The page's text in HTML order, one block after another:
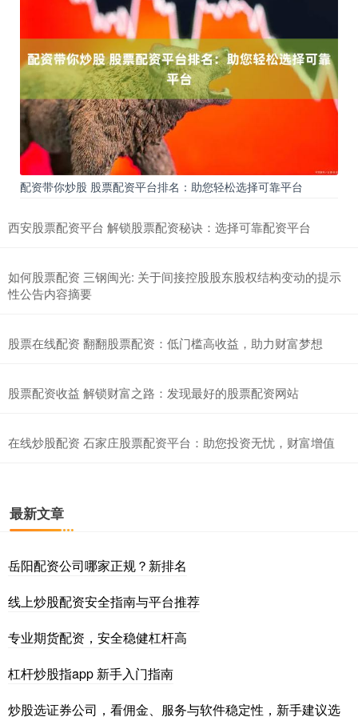
配资带你炒股 股票配资平台排名：助您轻松选择可靠平台
西安股票配资平台 解锁股票配资秘诀：选择可靠配资平台
如何股票配资 三钢闽光: 关于间接控股股东股权结构变动的提示
性公告内容摘要
股票在线配资 翻翻股票配资：低门槛高收益，助力财富梦想
股票配资收益 解锁财富之路：发现最好的股票配资网站
在线炒股配资 石家庄股票配资平台：助您投资无忧，财富增值
最新文章
岳阳配资公司哪家正规？新排名
线上炒股配资安全指南与平台推荐
专业期货配资，安全稳健杠杆高
杠杆炒股指app 新手入门指南
炒股选证券公司，看佣金、服务与软件稳定性，新手建议选